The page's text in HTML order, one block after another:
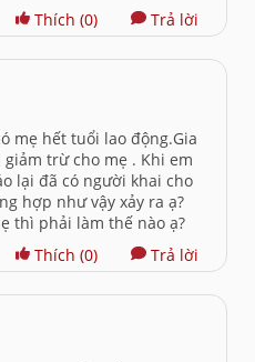
Thích (0) Trả lời
mẹ hết tuổi lao động.Gia
trừ cho mẹ . Khi em
lại đã có người khai cho
hợp như vậy xảy ra ạ?
thì phải làm thế nào ạ?
Thích (0) Trả lời